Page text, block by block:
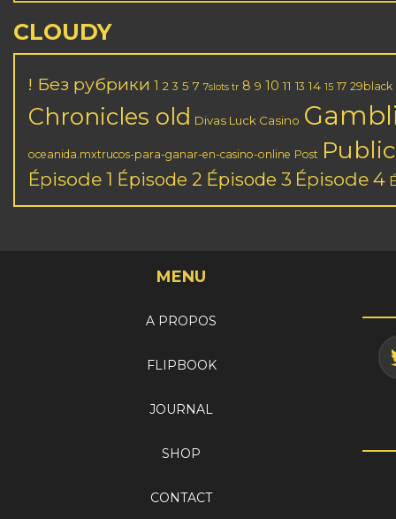
CLOUDY
! Без рубрики 1 2 3 5 7 7slots tr 8 9 10 11 13 14 15 17 29black
Chronicles old Divas Luck Casino
oceanida.mxtrucos-para-ganar-en-casino-online Post Public
Épisode 1 Épisode 2 Épisode 3 Épisode 4
MENU
A PROPOS
FLIPBOOK
JOURNAL
SHOP
CONTACT